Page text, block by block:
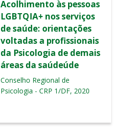
Acolhimento às pessoas
LGBTQIA+ nos serviços
de saúde: orientações
voltadas a profissionais
da Psicologia de demais
áreas da saúdeúde
Conselho Regional de
Psicologia - CRP 1/DF, 2020